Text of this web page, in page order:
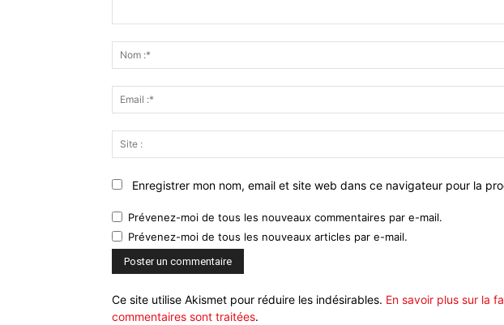
Enregistrer mon nom, email et site web dans ce navigateur pour la
Prévenez-moi de tous les nouveaux commentaires par e-mail.
Prévenez-moi de tous les nouveaux articles par e-mail.
Ce site utilise Akismet pour réduire les indésirables. En savoir plus sur la
commentaires sont traitées.